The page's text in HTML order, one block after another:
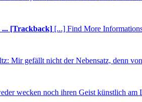
... [Trackback] [...] Find More
Mir gefällt nicht der Nebensatz, denn
wecken noch ihren Geist künstlich